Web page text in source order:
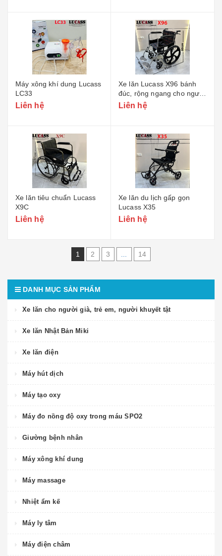
Máy xông khí dung Lucass
LC33
Liên hệ
Xe lăn Lucass X96 bánh
đúc, rộng ngang cho người
to béo
Liên hệ
Xe lăn tiêu chuẩn Lucass
X9C
Liên hệ
Xe lăn du lịch gấp gọn
Lucass X35
Liên hệ
1 2 3 14
DANH MỤC SẢN PHẨM
Xe lăn cho người già, trẻ em, người khuyết tật
Xe lăn Nhật Bản Miki
Xe lăn điện
Máy hút dịch
Máy tạo oxy
Máy đo nồng độ oxy trong máu SPO2
Giường bệnh nhân
Máy xông khí dung
Máy massage
Nhiệt ẩm kế
Máy ly tâm
Máy điện châm